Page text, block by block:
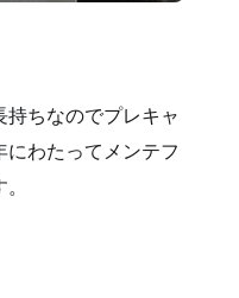
ちなのでプレキャ
わたってメンテフ